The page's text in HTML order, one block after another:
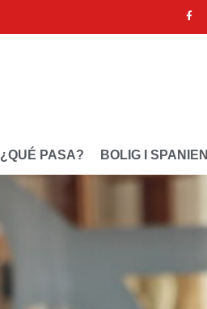
¿QUÉ PASA? BOLIG I SPANIEN